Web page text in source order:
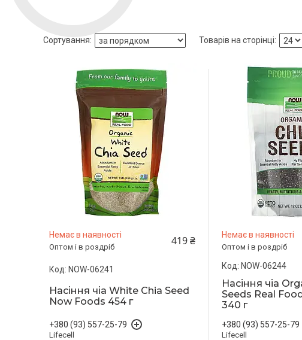
Немає в наявності
Оптом і в роздріб 419 ₴
NOW-06241
Насіння чіа White Chia Seed
Now Foods 454 г
+380 (93) 557-25-79
Lifecell
Немає в наявності
Оптом і в роздріб
NOW-06244
Насіння чіа
Seeds Real
340 г
+380 (93) 557-25-79
Lifecell